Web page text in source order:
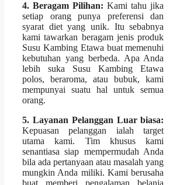
4. Beragam Pilihan: Kami tahu jika
setiap orang punya preferensi dan
syarat diet yang unik. Itu sebabnya
kami tawarkan beragam jenis produk
Susu Kambing Etawa buat memenuhi
kebutuhan yang berbeda. Apa Anda
lebih suka Susu Kambing Etawa
polos, beraroma, atau bubuk, kami
mempunyai suatu hal untuk semua
orang.
5. Layanan Pelanggan Luar biasa:
Kepuasan pelanggan ialah target
utama kami. Tim khusus kami
senantiasa siap mempermudah Anda
bila ada pertanyaan atau masalah yang
mungkin Anda miliki. Kami berusaha